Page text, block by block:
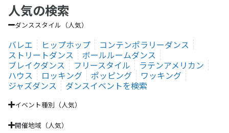
人気の検索
ダンススタイル（人気）
バレエ ヒップホップ
コンテンポラリーダンス
ストリートダンス
ボールルームダンス
ブレイクダンス
フリースタイル
ラテンアメリカン
ハウス
ロッキング ポッピング
ワッキング
ジャズダンス
ダンスイベントを検索
イベント種別（人気）
開催地域（人気）